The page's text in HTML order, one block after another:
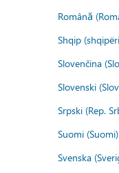
Română
Shqip
Slovenčina
Slovenski
Srpski (Rep.
Suomi (Suomi)
Svenska